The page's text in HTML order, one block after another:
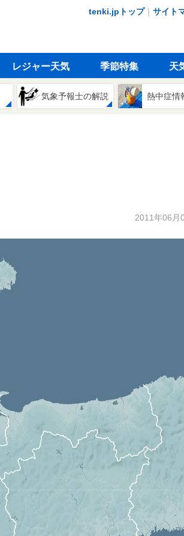
tenki.jpトップ｜ サイト
レジャー天気 季節特集 天
気象予報士の解説 熱中症情
2011年06月